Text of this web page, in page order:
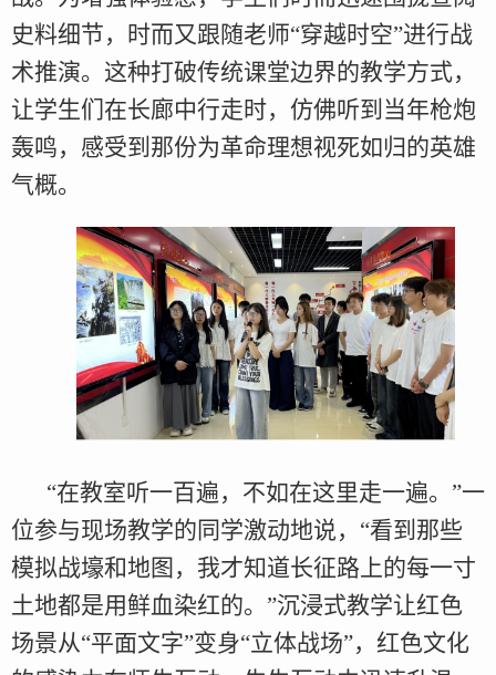
史料细节，时而又跟随老师“穿越时空”进行战
术推演。这种打破传统课堂边界的教学方式，
让学生们在长廊中行走时，仿佛听到当年枪炮
轰鸣，感受到那份为革命理想视死如归的英雄
气概。
“在教室听一百遍，不如在这里走一遍。”一
位参与现场教学的同学激动地说，“看到那些
模拟战壕和地图，我才知道长征路上的每一寸
土地都是用鲜血染红的。”沉浸式教学让红色
场景从“平面文字”变身“立体战场”，红色文化